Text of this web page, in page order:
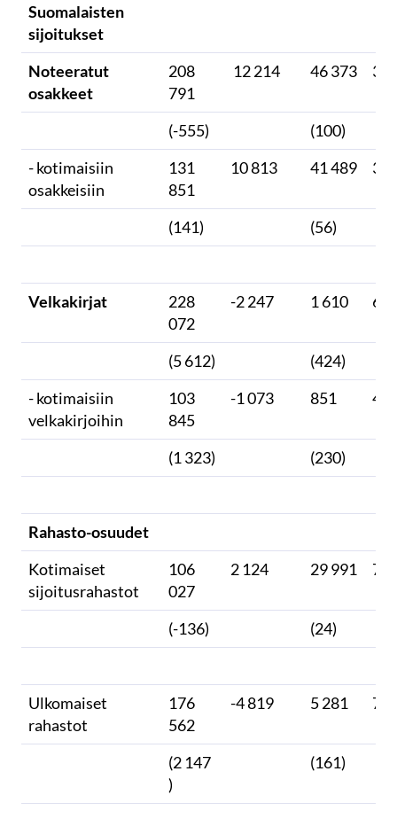
Suomalaisten
sijoitukset
Noteeratut
osakkeet
208
791
12 214 46 373 3
(-555)
(100)
- kotimaisiin
osakkeisiin
131
851
10 813 41 489
(141) (56)
Velkakirjat
228
072
-2 247 1 610 60
(5 612)
(424)
- kotimaisiin
velkakirjoihin
103
845
-1 073 851 45
(1 323) (230)
Rahasto-osuudet
Kotimaiset
sijoitusrahastot
106
027
2 124 29 991
(-136) (24)
Ulkomaiset
rahastot
176
562
-4 819 5 281 73
(2 147
)
(161)